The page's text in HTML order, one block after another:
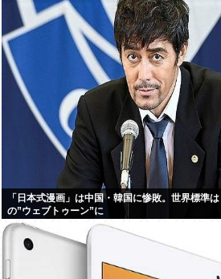
「日本式漫画」は中国・韓国に惨敗。世界標準
の”ウェブトゥーン”に